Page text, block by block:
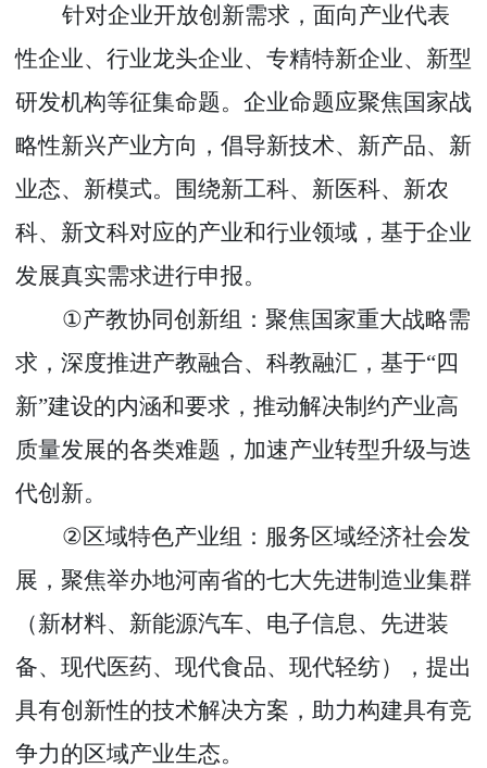
针对企业开放创新需求，面向产业代表
性企业、行业龙头企业、专精特新企业、新型
研发机构等征集命题。企业命题应聚焦国家战
略性新兴产业方向，倡导新技术、新产品、新
业态、新模式。围绕新工科、新医科、新农
科、新文科对应的产业和行业领域，基于企业
发展真实需求进行申报。
①产教协同创新组：聚焦国家重大战略需
求，深度推进产教融合、科教融汇，基于“四
新”建设的内涵和要求，推动解决制约产业高
质量发展的各类难题，加速产业转型升级与迭
代创新。
②区域特色产业组：服务区域经济社会发
展，聚焦举办地河南省的七大先进制造业集群
（新材料、新能源汽车、电子信息、先进装
备、现代医药、现代食品、现代轻纺），提出
具有创新性的技术解决方案，助力构建具有竞
争力的区域产业生态。